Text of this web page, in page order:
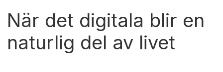
När det digitala blir en
naturlig del av livet